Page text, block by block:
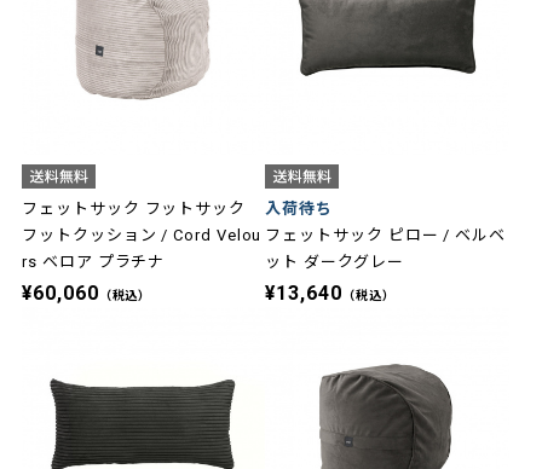
フェットサック フットサック
フットクッション / Cord Velou
rs ベロア プラチナ
¥60,060 （税込）
入荷待ち
フェットサック ピロー / ベルベ
ット ダークグレー
¥13,640 （税込）